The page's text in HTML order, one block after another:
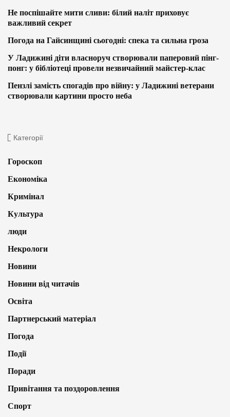
Не поспішайте мити сливи: білий наліт приховує
важливий секрет
Погода на Гайсинщині сьогодні: спека та сильна гроза
У Ладижині діти власноруч створювали паперовий пінг-
понг: у бібліотеці провели незвичайний майстер-клас
Пензлі замість спогадів про війну: у Ладижині ветерани
створювали картини просто неба
Категорії
Гороскоп
Економіка
Кримінал
Культура
люди
Некрологи
Новини
Новини від читачів
Освіта
Партнерський матеріал
Погода
Події
Поради
Привітання та поздоровлення
Спорт